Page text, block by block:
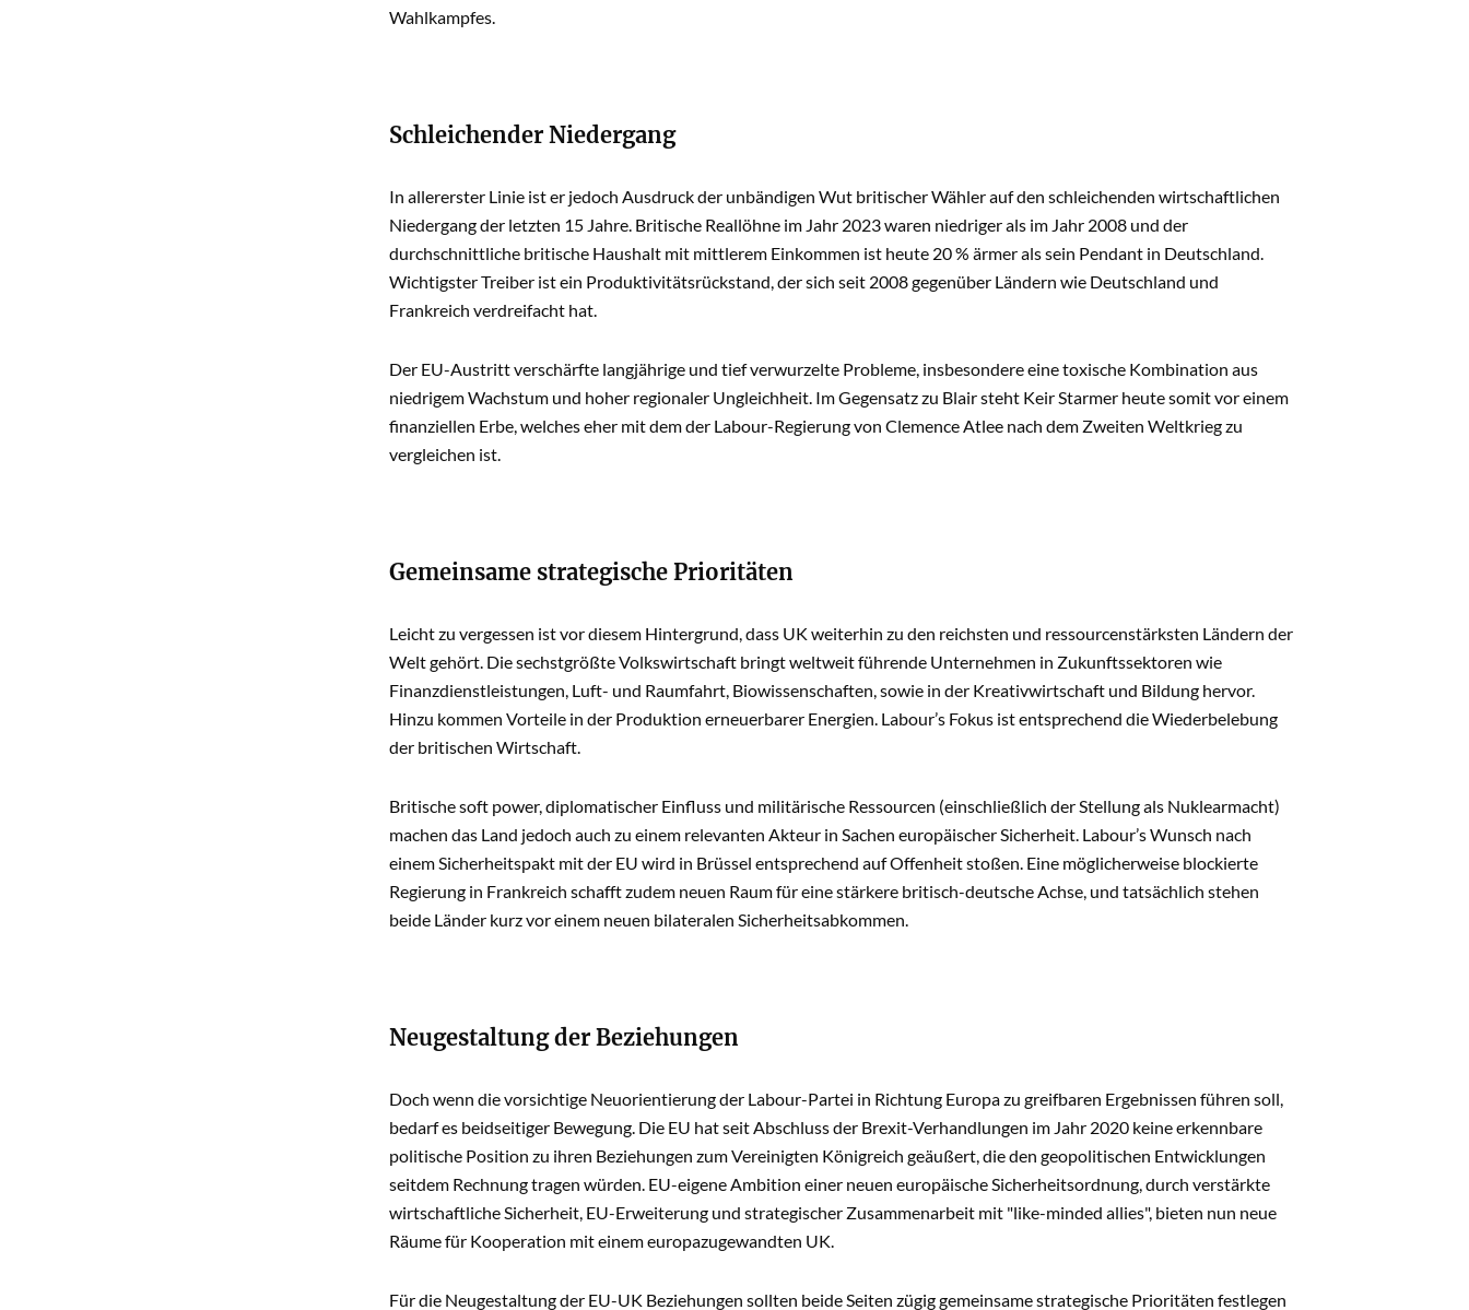
Wahlkampfes.
Schleichender Niedergang
In allererster Linie ist er jedoch Ausdruck der unbändigen Wut britischer Wähler auf den schleichenden wirtschaftlichen
Niedergang der letzten 15 Jahre. Britische Reallöhne im Jahr 2023 waren niedriger als im Jahr 2008 und der
durchschnittliche britische Haushalt mit mittlerem Einkommen ist heute 20 % ärmer als sein Pendant in Deutschland.
Wichtigster Treiber ist ein Produktivitätsrückstand, der sich seit 2008 gegenüber Ländern wie Deutschland und
Frankreich verdreifacht hat.
Der EU-Austritt verschärfte langjährige und tief verwurzelte Probleme, insbesondere eine toxische Kombination aus
niedrigem Wachstum und hoher regionaler Ungleichheit. Im Gegensatz zu Blair steht Keir Starmer heute somit vor einem
finanziellen Erbe, welches eher mit dem der Labour-Regierung von Clemence Atlee nach dem Zweiten Weltkrieg zu
vergleichen ist.
Gemeinsame strategische Prioritäten
Leicht zu vergessen ist vor diesem Hintergrund, dass UK weiterhin zu den reichsten und ressourcenstärksten Ländern der
Welt gehört. Die sechstgrößte Volkswirtschaft bringt weltweit führende Unternehmen in Zukunftssektoren wie
Finanzdienstleistungen, Luft- und Raumfahrt, Biowissenschaften, sowie in der Kreativwirtschaft und Bildung hervor.
Hinzu kommen Vorteile in der Produktion erneuerbarer Energien. Labour’s Fokus ist entsprechend die Wiederbelebung
der britischen Wirtschaft.
Britische soft power, diplomatischer Einfluss und militärische Ressourcen (einschließlich der Stellung als Nuklearmacht)
machen das Land jedoch auch zu einem relevanten Akteur in Sachen europäischer Sicherheit. Labour’s Wunsch nach
einem Sicherheitspakt mit der EU wird in Brüssel entsprechend auf Offenheit stoßen. Eine möglicherweise blockierte
Regierung in Frankreich schafft zudem neuen Raum für eine stärkere britisch-deutsche Achse, und tatsächlich stehen
beide Länder kurz vor einem neuen bilateralen Sicherheitsabkommen.
Neugestaltung der Beziehungen
Doch wenn die vorsichtige Neuorientierung der Labour-Partei in Richtung Europa zu greifbaren Ergebnissen führen soll,
bedarf es beidseitiger Bewegung. Die EU hat seit Abschluss der Brexit-Verhandlungen im Jahr 2020 keine erkennbare
politische Position zu ihren Beziehungen zum Vereinigten Königreich geäußert, die den geopolitischen Entwicklungen
seitdem Rechnung tragen würden. EU-eigene Ambition einer neuen europäische Sicherheitsordnung, durch verstärkte
wirtschaftliche Sicherheit, EU-Erweiterung und strategischer Zusammenarbeit mit "like-minded allies", bieten nun neue
Räume für Kooperation mit einem europazugewandten UK.
Für die Neugestaltung der EU-UK Beziehungen sollten beide Seiten zügig gemeinsame strategische Prioritäten festlegen